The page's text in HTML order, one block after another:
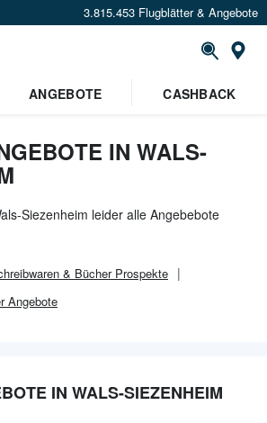
3.815.453 Flugblätter & Angebote
Standort festlegen
ANGEBOTE CASHBACK
IN WALS-
Siezenheim leider alle Angebebote
& BücherProspekte
Angebote
IN WALS-SIEZENHEIM